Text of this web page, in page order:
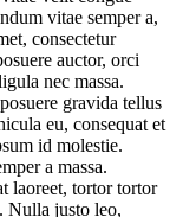
vitae semper a,
consectetur
auctor, orci
nec massa.
gravida tellus
eu, consequat et
id molestie.
a massa.
laoreet, tortor tortor
Nulla justo leo,